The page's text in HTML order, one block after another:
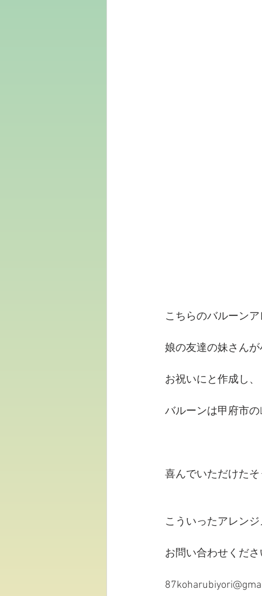
こちらのバルーン
娘の友達の妹さん
お祝いにと作成し、
バルーンは甲府市
喜んでいただけた
こういったアレン
お問い合わせくださ